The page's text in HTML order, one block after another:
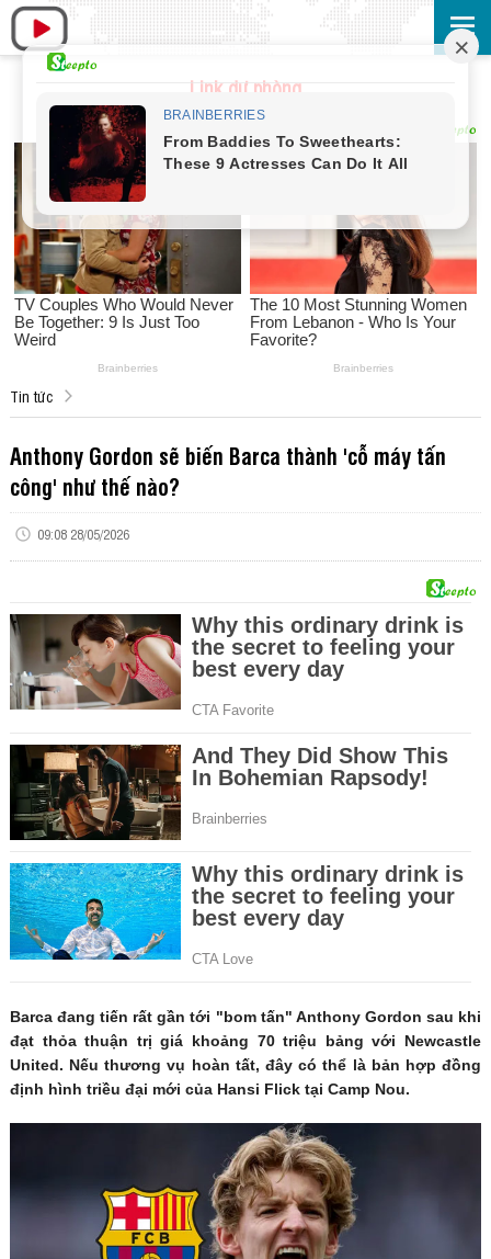
Link dự phòng
Tin tức
Anthony Gordon sẽ biến Barca thành 'cỗ máy tấn
công' như thế nào?
09:08 28/05/2026
Barca đang tiến rất gần tới "bom tấn" Anthony Gordon sau khi
đạt thỏa thuận trị giá khoảng 70 triệu bảng với Newcastle
United. Nếu thương vụ hoàn tất, đây có thể là bản hợp đồng
định hình triều đại mới của Hansi Flick tại Camp Nou.